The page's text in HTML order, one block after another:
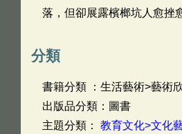
落，但卻展露檳榔坑人愈挫
分類
書籍分類 ：生活藝術>藝術
出版品分類：圖書
主題分類： 教育文化>文化